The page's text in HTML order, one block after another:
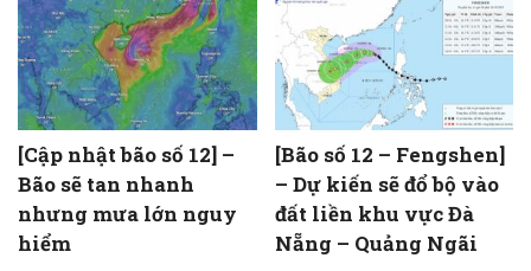
[Cập nhật bão số 12] –
Bão sẽ tan nhanh
nhưng mưa lớn nguy
hiểm
[Bão số 12 – Fengshen]
– Dự kiến sẽ đổ bộ vào
đất liền khu vực Đà
Nẵng – Quảng Ngãi